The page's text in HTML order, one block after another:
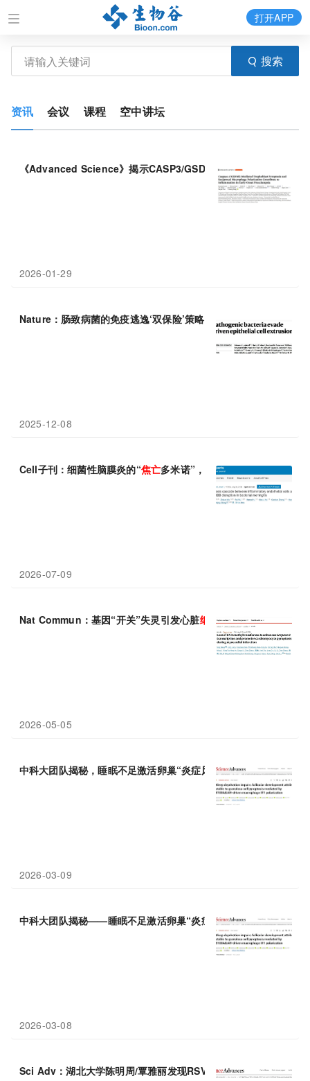
搜索
打开APP
资讯 会议 课程 空中讲坛
《Advanced Science》揭示CASP3/GSDME介导的滋养
2026-01-29
Nature：肠致病菌的免疫逃逸‘双保险’策略：抑制 细胞 焦亡 并阻断
2025-12-08
Cell子刊：细菌性脑膜炎的“焦亡多米诺”，熊海清团队揭示内皮
2026-07-09
Nat Commun：基因“开关”失灵引发心脏细胞“自毁”——哈尔滨医
2026-05-05
中科大团队揭秘，睡眠不足激活卵巢“炎症风暴”，引发颗粒细胞
2026-03-09
中科大团队揭秘——睡眠不足激活卵巢“炎症风暴”，引发颗粒细胞
2026-03-08
Sci Adv：湖北大学陈明周/覃雅丽发现RSV 在时间上重新编程细胞